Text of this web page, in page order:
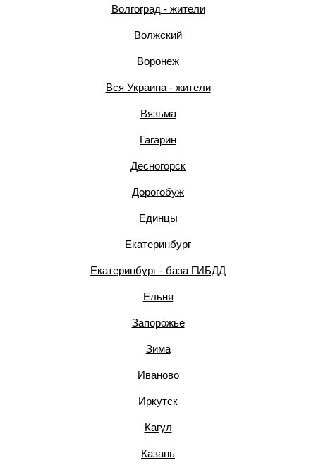
Волгоград - жители
Волжский
Воронеж
Вся Украина - жители
Вязьма
Гагарин
Десногорск
Дорогобуж
Единцы
Екатеринбург
Екатеринбург - база ГИБДД
Ельня
Запорожье
Зима
Иваново
Иркутск
Кагул
Казань